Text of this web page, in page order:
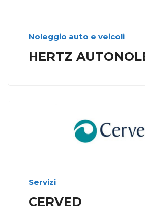
Noleggio auto e veicoli
HERTZ
Servizi
CERVED